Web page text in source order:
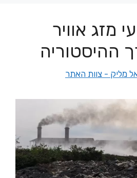
מזג אוויר
ההיסטוריה
מליק - צוות האתר